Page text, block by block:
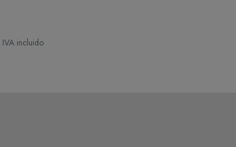
IVA incluido